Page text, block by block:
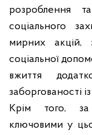
розроблення
соціального
мирних акцій,
соціальної
вжиття
заборгованості
Крім того,
ключовими у